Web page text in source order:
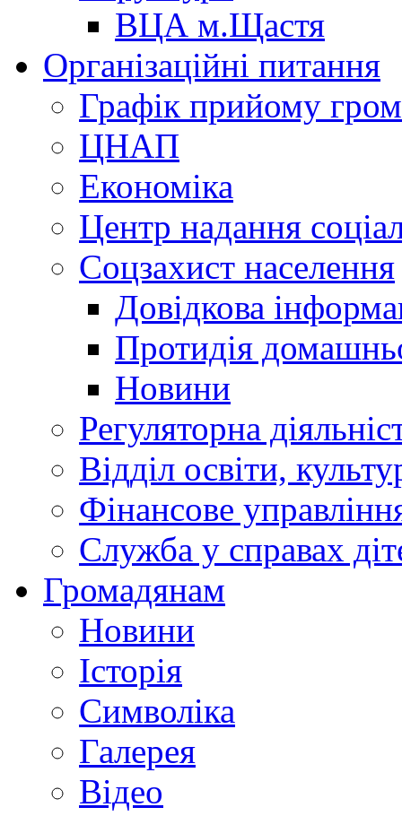
ВЦА м.Щастя
Організаційні питання
Графік прийому
ЦНАП
Економіка
Центр надання
Соцзахист населення
Довідкова
Протидія
Новини
Регуляторна
Відділ освіти,
Фінансове
Служба у справах
Громадянам
Новини
Історія
Символіка
Галерея
Відео